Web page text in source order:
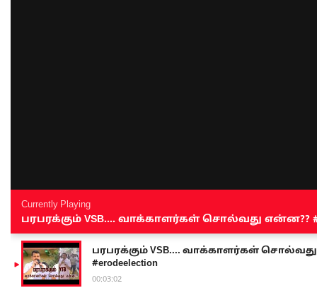
Currently Playing
பரபரக்கும் VSB.... வாக்காளர்கள் சொல்வது என்ன??
பரபரக்கும் VSB.... வாக்காளர்கள் சொல்வது
#erodeelection
00:03:02